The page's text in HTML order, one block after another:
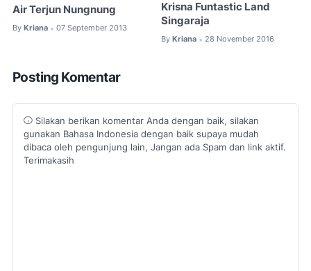
Air Terjun Nungnung
By Kriana • 07 September 2013
Krisna Funtastic Land
Singaraja
By Kriana • 28 November 2016
Posting Komentar
Silakan berikan komentar Anda dengan baik, silakan
gunakan Bahasa Indonesia dengan baik supaya mudah
dibaca oleh pengunjung lain, Jangan ada Spam dan link aktif.
Terimakasih